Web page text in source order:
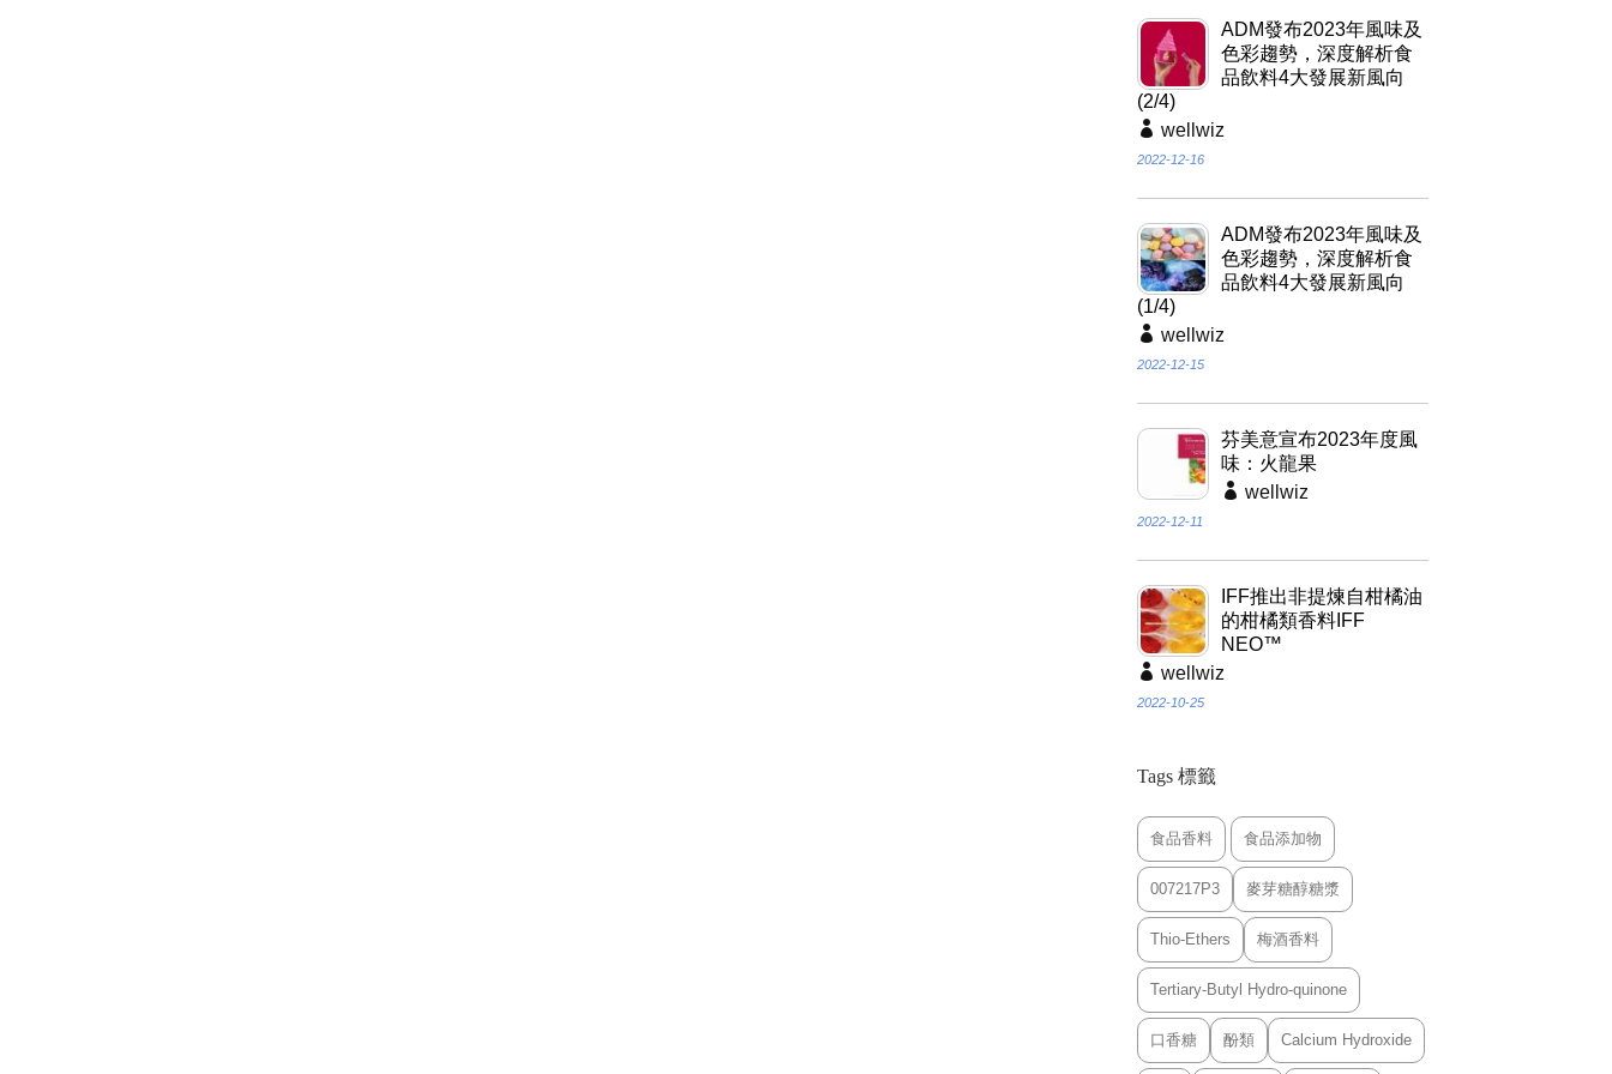
ADM發布2023年風味及
色彩趨勢，深度解析食
品飲料4大發展新風向
(2/4)
wellwiz
2022-12-16
ADM發布2023年風味及
色彩趨勢，深度解析食
品飲料4大發展新風向
(1/4)
wellwiz
2022-12-15
芬美意宣布2023年度風
味：火龍果
wellwiz
2022-12-11
IFF推出非提煉自柑橘油
的柑橘類香料IFF
NEO™
wellwiz
2022-10-25
Tags 標籤
食品香料 食品添加物
007217P3 麥芽糖醇糖漿
Thio-Ethers 梅酒香料
Tertiary-Butyl Hydro-quinone
口香糖 酚類 Calcium Hydroxide